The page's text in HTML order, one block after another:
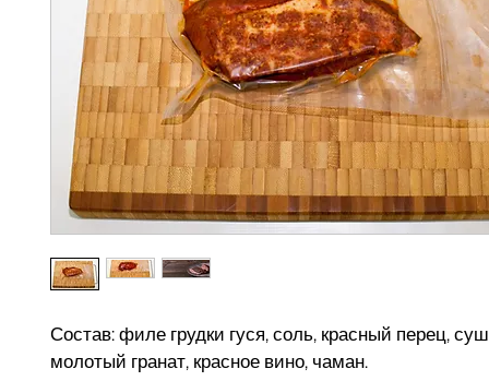
Состав: филе грудки гуся, соль, красный перец,
молотый гранат, красное вино, чаман.